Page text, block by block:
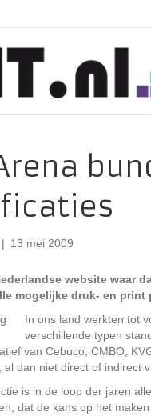
| 13 mei 2009
website waar
mogelijke druk- en print
In ons land werkten tot
verschillende typen
van Cebuco, CMBO,
al dan niet direct of indirect
is in de loop der jaren
dat de kans op het